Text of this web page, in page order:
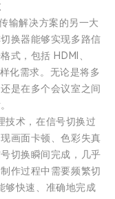
输解决方案的另一大
换器能够实现多路信
式，包括 HDMI、
化需求。无论是将多
是在多个会议室之间
技术，在信号切换过
画面卡顿、色彩失真
切换瞬间完成，几乎
作过程中需要频繁切
够快速、准确地完成